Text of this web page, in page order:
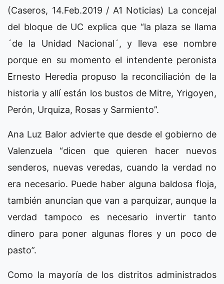
(Caseros, 14.Feb.2019 / A1 Noticias) La concejal
del bloque de UC explica que “la plaza se llama
´de la Unidad Nacional´, y lleva ese nombre
porque en su momento el intendente peronista
Ernesto Heredia propuso la reconciliación de la
historia y allí están los bustos de Mitre, Yrigoyen,
Perón, Urquiza, Rosas y Sarmiento”.
Ana Luz Balor advierte que desde el gobierno de
Valenzuela “dicen que quieren hacer nuevos
senderos, nuevas veredas, cuando la verdad no
era necesario. Puede haber alguna baldosa floja,
también anuncian que van a parquizar, aunque la
verdad tampoco es necesario invertir tanto
dinero para poner algunas flores y un poco de
pasto”.
Como la mayoría de los distritos administrados